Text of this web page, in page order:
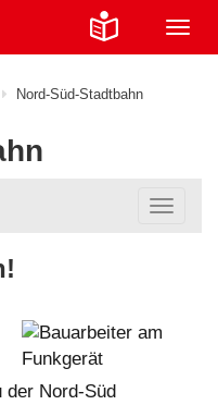
ein-/
Nord-Süd-Stadtbahn
ein-/
der Nord-Süd